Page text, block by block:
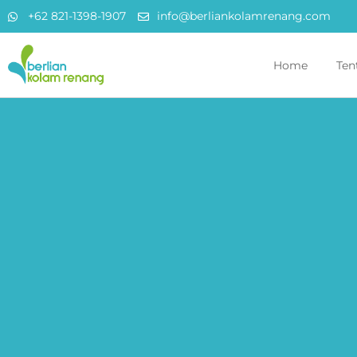
+62 821-1398-1907 info@berliankolamrenang.com
Home